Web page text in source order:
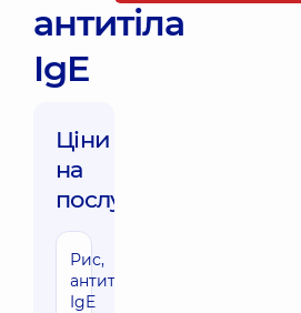
антитіла
IgE
Ціни
на
послуги:
Рис,
антитіла
IgE